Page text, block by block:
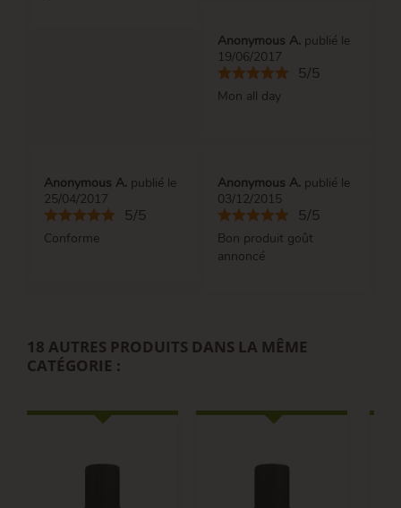
Anonymous A. publié le
19/06/2017
5/5
Mon all day
Anonymous A. publié le
25/04/2017
5/5
Conforme
Anonymous A. publié le
03/12/2015
5/5
Bon produit goût
annoncé
18 AUTRES PRODUITS DANS LA MÊME
CATÉGORIE :